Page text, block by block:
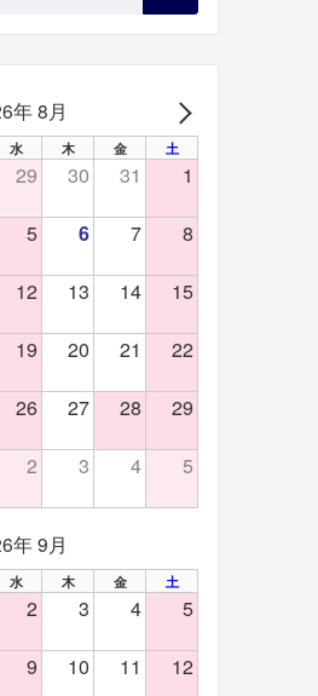
年 8月
NEXT
水 木 金 土
29 30 31 1
5 6 7 8
12 13 14 15
19 20 21 22
26 27 28 29
2 3 4 5
年 9月
水 木 金 土
2 3 4 5
9 10 11 12